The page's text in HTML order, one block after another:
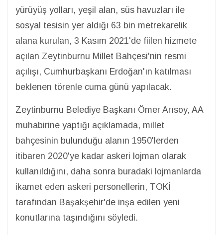
yürüyüş yolları, yeşil alan, süs havuzları ile
sosyal tesisin yer aldığı 63 bin metrekarelik
alana kurulan, 3 Kasım 2021'de fiilen hizmete
açılan Zeytinburnu Millet Bahçesi'nin resmi
açılışı, Cumhurbaşkanı Erdoğan'ın katılması
beklenen törenle cuma günü yapılacak.
Zeytinburnu Belediye Başkanı Ömer Arısoy, AA
muhabirine yaptığı açıklamada, millet
bahçesinin bulunduğu alanın 1950'lerden
itibaren 2020'ye kadar askeri lojman olarak
kullanıldığını, daha sonra buradaki lojmanlarda
ikamet eden askeri personellerin, TOKİ
tarafından Başakşehir'de inşa edilen yeni
konutlarına taşındığını söyledi.